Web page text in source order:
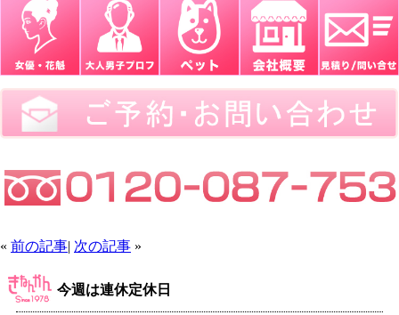
« 前の記事| 次の記事 »
今週は連休定休日